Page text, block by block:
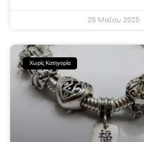
25 Μαΐου 2025
Χωρίς Κατηγορία